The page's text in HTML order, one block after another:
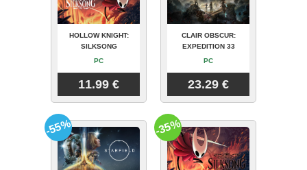
HOLLOW KNIGHT:
SILKSONG
PC
11.99 €
CLAIR OBSCUR:
EXPEDITION 33
PC
23.29 €
-55% -35%